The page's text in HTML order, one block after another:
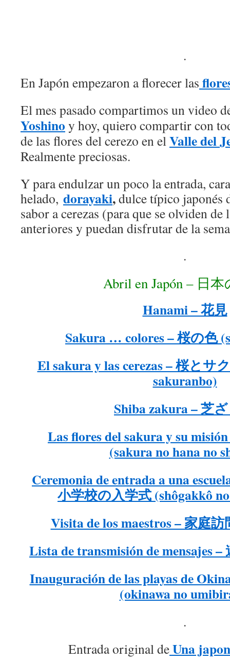
.
En Japón empezaron a florecer las
El mes pasado compartimos un video
Yoshino y hoy, quiero compartir con
de las flores del cerezo en elValle del
Realmente preciosas.
Y para endulzar un poco la entrada,
helado, dorayaki,dulce típico japonés
sabor a cerezas (para que se olviden de
anteriores y puedan disfrutar de la
.
Abril en Japón – 日
Hanami – 花見
Sakura … colores – 桜の色
El sakura y las cerezas – 桜とサ
sakuranbo)
Shiba zakura – 芝
Las flores del sakura y su
(sakura no hana no
Ceremonia de entrada a una
小学校の入学式 (shôgakkô
Visita de los maestros – 家庭
Lista de transmisión de mensajes
Inauguración de las playas de
(okinawa no
.
Entrada original deUna